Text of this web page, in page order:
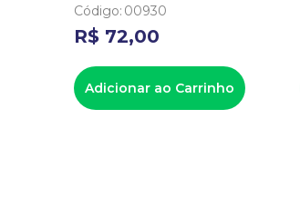
Código: 00930
R$ 72,00
Adicionar ao Carrinho